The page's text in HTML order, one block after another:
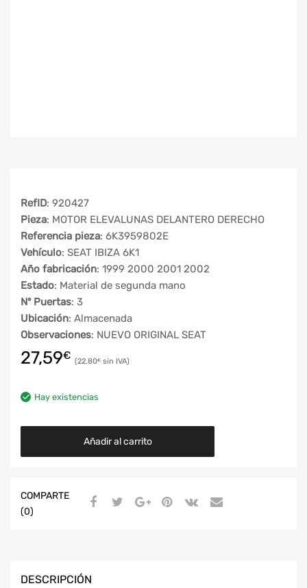
RefID: 920427
Pieza: MOTOR ELEVALUNAS DELANTERO DERECHO
Referencia pieza: 6K3959802E
Vehículo: SEAT IBIZA 6K1
Año fabricación: 1999 2000 2001 2002
Estado: Material de segunda mano
Nº Puertas: 3
Ubicación: Almacenada
Observaciones: NUEVO ORIGINAL SEAT
27,59€ 22,80€
Hay existencias
Añadir al carrito
COMPARTE
(0)
DESCRIPCIÓN